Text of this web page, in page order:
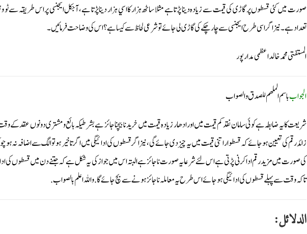
صورت میں کئی قسطوں پر گاڑی کی قیمت سے زیادہ دینا پڑتا ہے مثلا ساٹھ ہزار کا اسي ہزار دینا پڑتا ہے، آجکل ایجنسی پر اس طریقہ سے
تعداد ہے۔نیز اگر اسی طرح ایجنسی سے چار چکے کی گاڑی لی جائے تو شرعی لحاظ سےکیسا ہے؟ اس کی وضاحت فرمائیں۔ ‎
المستفتی محمد خالد اعظمی مدارپور
الجوابباسم الملهم للصدق والصواب
شریعت کا یہ ضابطہ ہے کوئی سامان نقد کم قیمت میں اور ادھار زیادہ قیمت میں خریدنا بیچنا جائز ہے بشرطیکہ بائع ومشتری دونوں عقد کے
زائد رقم کی تعیین ہوجائے کہ قسطواراتنی قیمت میں یہ چیز دی جائے گی، نیز اگر قسطوں کی ادائیگی میں اگر تاخیر ہو تو الگ سے اضافہ
کی صورت میں مزید رقم ادا کرنی پڑتی ہے اس لئے شرعا یہ صورت ناجائز ہے البتہ اس میں جواز کی یہ شکل ہے کہ جتنے دن میں قسطوں کی
تاکہ وقت سے پہلے قسطوں کی ادائیگی ہوجائے اس طرح یہ معاملہ ناجائز ہونے سے بچ جائے گا. واللہ اعلم بالصواب.
الدلائل: